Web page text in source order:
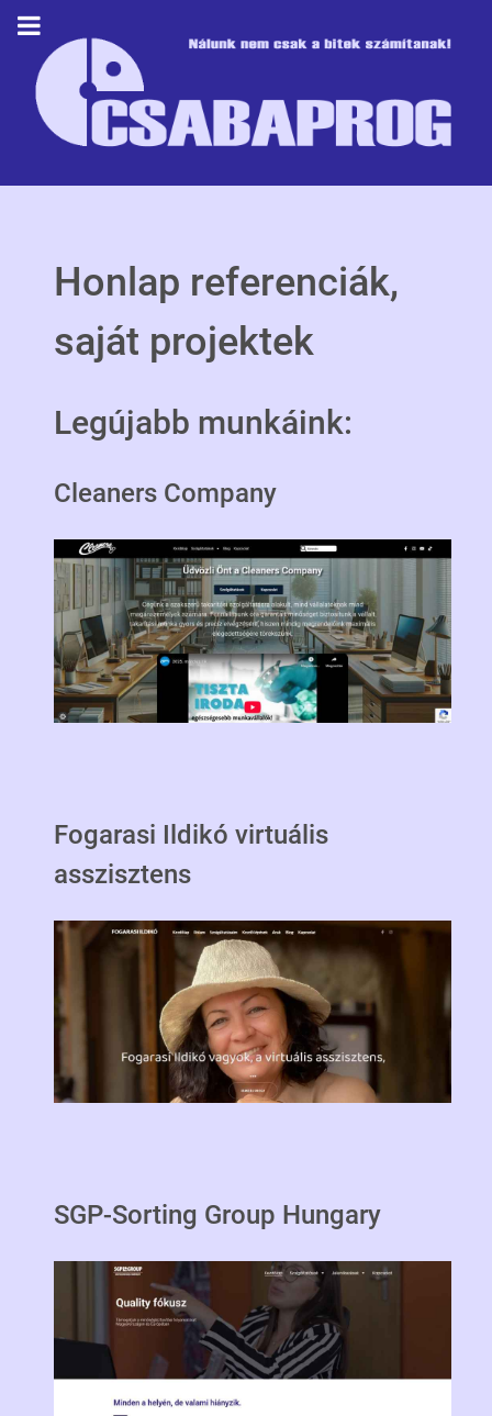
Honlap referenciák,
saját projektek
Legújabb munkáink:
Cleaners Company
Fogarasi Ildikó virtuális
asszisztens
SGP-Sorting Group Hungary